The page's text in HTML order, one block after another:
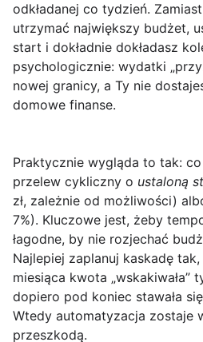
odkładanej co tydzień.
utrzymać największy budżet,
start i dokładnie dokładasz
psychologicznie: wydatki
nowej granicy, a Ty nie
domowe finanse.
Praktycznie wygląda to tak:
przelew cykliczny o ustaloną
zł, zależnie od możliwości)
7%). Kluczowe jest, żeby
łagodne, by nie rozjechać
Najlepiej zaplanuj kaskadę
miesiąca kwota „wskakiwała”
dopiero pod koniec stawała
Wtedy automatyzacja zostaje
przeszkodą.